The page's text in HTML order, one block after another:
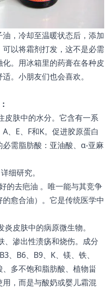
，冷却至温暖状态后，添加
以将霜剂打发，这不是必需
。用冰箱里的药膏在各种皮
。小朋友们也会喜欢。
皮肤中的水分。它含有一系
、E、F和K。促进胶原蛋白
需脂肪酸：亚油酸、α-亚麻
细研究。
的去疤油 。唯一能与其竞争
愈合油）。它是传统医学中
皮肤中的病原微生物。
、渗出性溃疡和烧伤。成分
、B6、B9、K、镁、铁、
多不饱和脂肪酸、植物甾
，而是与酸奶或婴儿霜混